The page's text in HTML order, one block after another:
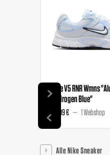
Nike V5 RNR Wmns
Hydrogen Blue"
89,99 € 1 Webshop
Alle Nike Sneaker